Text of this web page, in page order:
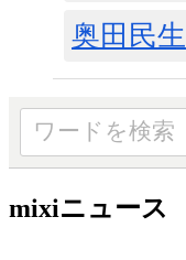
奥田民生
mixiニュース